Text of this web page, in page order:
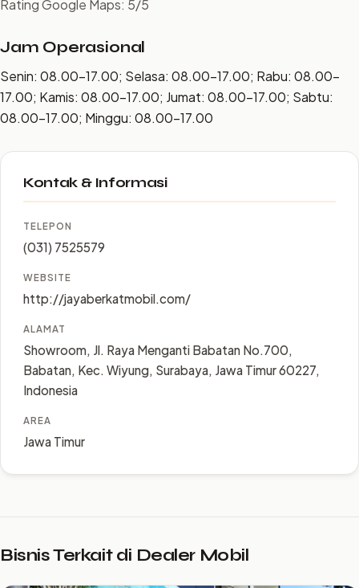
Rating Google Maps: 5/5
Jam Operasional
Senin: 08.00–17.00; Selasa: 08.00–17.00; Rabu: 08.00–
17.00; Kamis: 08.00–17.00; Jumat: 08.00–17.00; Sabtu:
08.00–17.00; Minggu: 08.00–17.00
Kontak & Informasi
TELEPON
(031) 7525579
WEBSITE
http://jayaberkatmobil.com/
ALAMAT
Showroom, Jl. Raya Menganti Babatan No.700,
Babatan, Kec. Wiyung, Surabaya, Jawa Timur 60227,
Indonesia
AREA
Jawa Timur
Bisnis Terkait di Dealer Mobil